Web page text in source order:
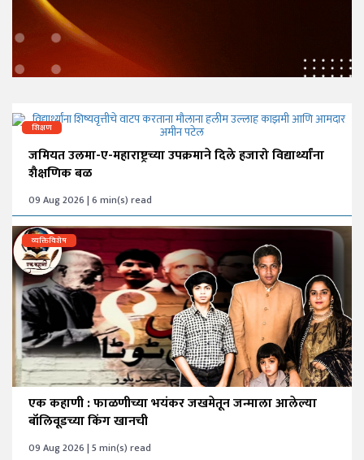
शिक्षण
जमियत उलमा-ए-महाराष्ट्रच्या उपक्रमाने दिले हजारो विद्यार्थ्यांना
शैक्षणिक बळ
09 Aug 2026 | 6 min(s) read
व्यक्तिविशेष
एक कहाणी : फाळणीच्या भयंकर जखमेतून जन्माला आलेल्या
बॉलिवूडच्या किंग खानची
09 Aug 2026 | 5 min(s) read